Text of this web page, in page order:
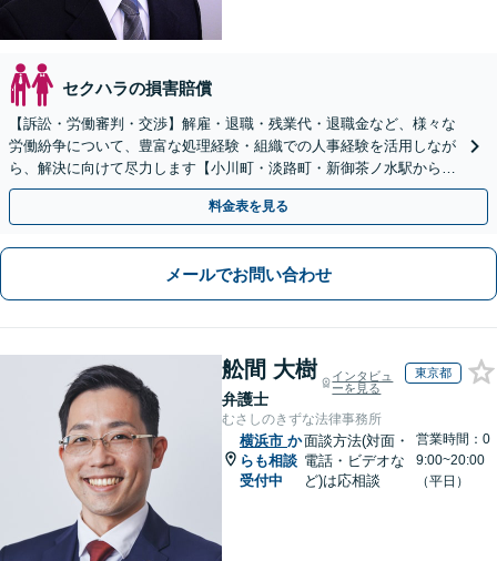
セクハラの損害賠償
【訴訟・労働審判・交渉】解雇・退職・残業代・退職金など、様々な
労働紛争について、豊富な処理経験・組織での人事経験を活用しなが
ら、解決に向けて尽力します【小川町・淡路町・新御茶ノ水駅から約
1分、御茶ノ水駅も利用可】
料金表を見る
メールでお問い合わせ
舩間 大樹
弁護士
インタビュ
ーを見る
東京都
むさしのきずな法律事務所
横浜市 か
らも相談
受付中
面談方法(対面・
電話・ビデオな
ど)は応相談
営業時間：0
9:00~20:00
（平日）